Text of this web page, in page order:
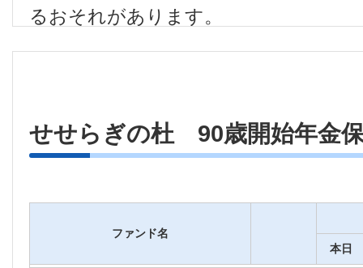
るおそれがあります。
変額個人年金保険は預金等ではなく
があります。
●
対して所定の割合で積立金額から
ネーファンドの保険関係費用には優
せせらぎの杜 90歳開始年金
ファンド名
本日